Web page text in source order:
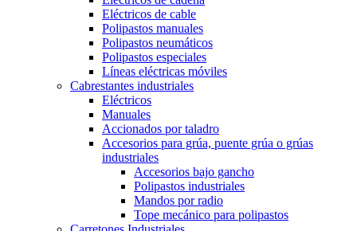
Eléctricos de cable
Polipastos manuales
Polipastos neumáticos
Polipastos especiales
Líneas eléctricas móviles
Cabrestantes industriales
Eléctricos
Manuales
Accionados por taladro
Accesorios para grúa, puente grúa o grúas
industriales
Accesorios bajo gancho
Polipastos industriales
Mandos por radio
Tope mecánico para polipastos